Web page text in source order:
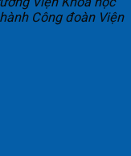
Công đoàn Viện